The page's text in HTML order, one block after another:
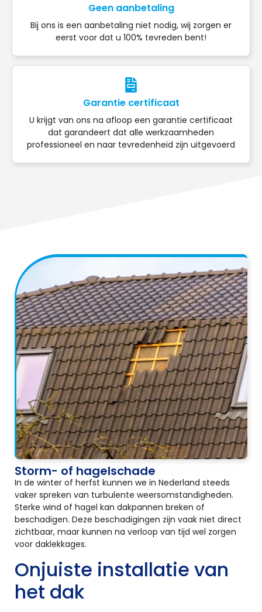
Geen aanbetaling
Bij ons is een aanbetaling niet nodig, wij zorgen er
eerst voor dat u 100% tevreden bent!
Garantie certificaat
U krijgt van ons na afloop een garantie certificaat
dat garandeert dat alle werkzaamheden
professioneel en naar tevredenheid zijn uitgevoerd
Storm- of hagelschade
In de winter of herfst kunnen we in Nederland steeds
vaker spreken van turbulente weersomstandigheden.
Sterke wind of hagel kan dakpannen breken of
beschadigen. Deze beschadigingen zijn vaak niet direct
zichtbaar, maar kunnen na verloop van tijd wel zorgen
voor daklekkages.
Onjuiste installatie van
het dak